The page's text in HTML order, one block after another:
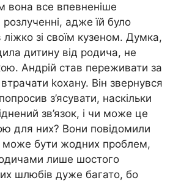
вона все впевненіше
адже їй було
ліжко зі своїм кузеном. Думка,
дитину від родича, не
Андрій став переживати за
втрачати kохану. Він звернувся
з’ясувати, наскільки
зв’язок, і чи може це
для них? Вони повідомили
бути жодних проблем,
лише шостого
шлюбів дуже багато, бо